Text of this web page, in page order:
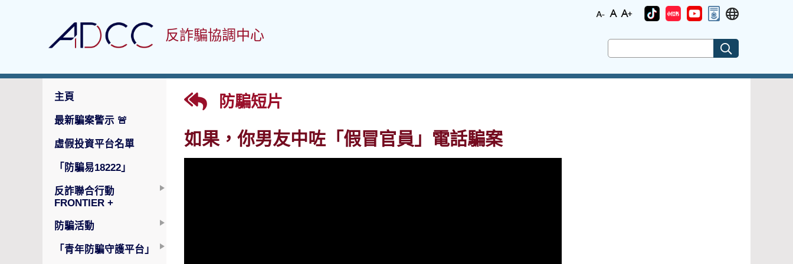
反詐騙協調中心
主頁
最新騙案警示 🚨
虛假投資平台名單
「防騙易18222」
反詐聯合行動
FRONTIER +
防騙活動
「青年防騙守護平台」
防騙短片
如果，你男友中咗「假冒官員」電話騙案